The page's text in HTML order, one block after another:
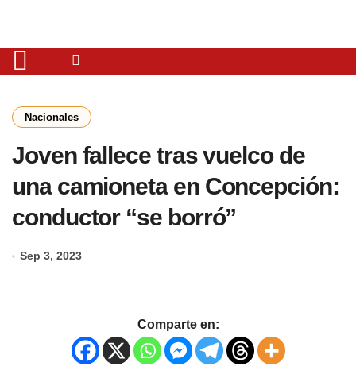
Nacionales
Joven fallece tras vuelco de
una camioneta en Concepción:
conductor “se borró”
Sep 3, 2023
Comparte en: